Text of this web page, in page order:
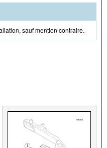
sauf mention contraire.